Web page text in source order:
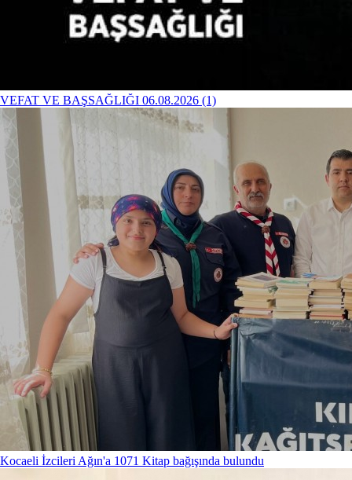
VEFAT VE BAŞSAĞLIĞI 06.08.2026 (1)
Kocaeli İzcileri Ağın'a 1071 Kitap bağışında bulundu